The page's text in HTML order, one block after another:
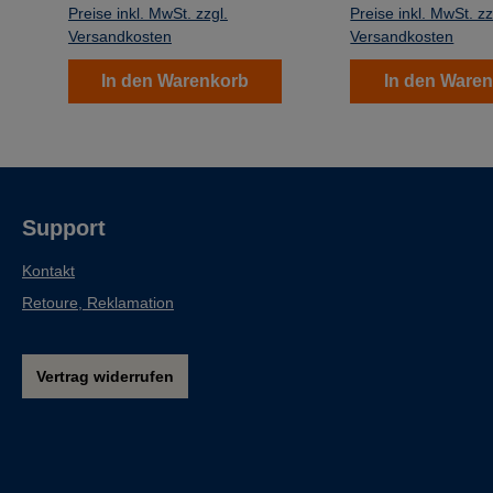
Preise inkl. MwSt. zzgl.
Versandkosten
In den Warenkorb
gebleicht
Preise inkl. MwSt.
Versandkosten
In den
Support
Kontakt
Retoure, Reklamation
Vertrag widerrufen